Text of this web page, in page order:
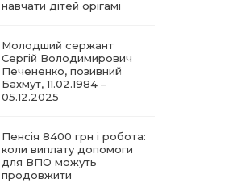
навчати дітей орігамі
Молодший сержант
Сергій Володимирович
Печененко, позивний
Бахмут, 11.02.1984 –
05.12.2025
Пенсія 8400 грн і робота:
коли виплату допомоги
для ВПО можуть
продовжити